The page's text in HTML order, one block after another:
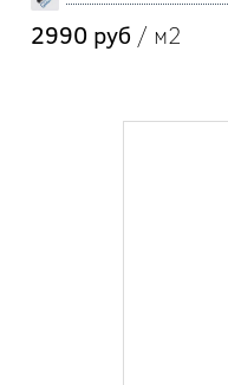
2990 руб / м2